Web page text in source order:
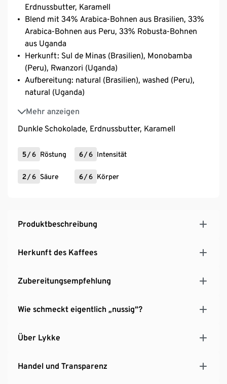
Erdnussbutter, Karamell
Blend mit 34% Arabica-Bohnen aus Brasilien, 33%
Arabica-Bohnen aus Peru, 33% Robusta-Bohnen
aus Uganda
Herkunft: Sul de Minas (Brasilien), Monobamba
(Peru), Rwanzori (Uganda)
Aufbereitung: natural (Brasilien), washed (Peru),
natural (Uganda)
Mehr anzeigen
Varietät: Catucaí (Brasilien), Caturra & Typica
Dunkle Schokolade, Erdnussbutter, Karamell
5 /6 Röstung 6 /6 Intensität
2 /6 Säure 6 /6 Körper
Produktbeschreibung
Herkunft des Kaffees
Zubereitungsempfehlung
Wie schmeckt eigentlich „nussig“?
Über Lykke
Handel und Transparenz